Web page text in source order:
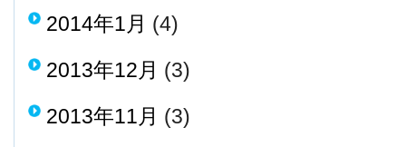
2014年1月 (4)
2013年12月 (3)
2013年11月 (3)